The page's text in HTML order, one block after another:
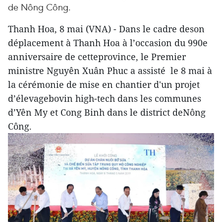
de Nông Công.
Thanh Hoa, 8 mai (VNA) - Dans le cadre deson
déplacement à Thanh Hoa à l’occasion du 990e
anniversaire de cetteprovince, le Premier
ministre Nguyên Xuân Phuc a assisté le 8 mai à
la cérémonie de mise en chantier d'un projet
d’élevagebovin high-tech dans les communes
d’Yên My et Cong Binh dans le district deNông
Công.